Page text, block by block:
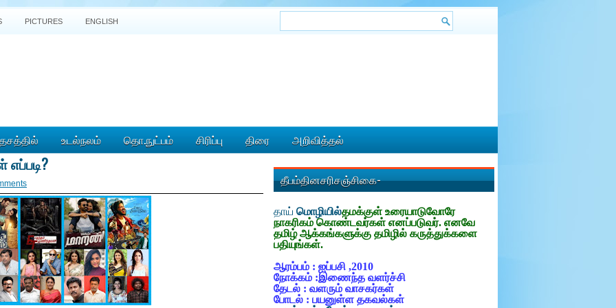
PICTURES ENGLISH
உடல்நலம் தொ.நுட்பம் சிரிப்பு திரை அறிவித்தல்
தீபம்தினசரிசஞ்சிகை-
தாய் மொழியில்தமக்குள் உரையாடுவோரே
நாகரிகம் கொண்டவர்கள் எனப்படுவர். எனவே
தமிழ் ஆக்கங்களுக்கு தமிழில் கருத்துக்களை
பதியுங்கள்.
ஆரம்பம் : ஐப்பசி ,2010
நோக்கம் :இணைந்த வளர்ச்சி
தேடல் : வளரும் வாசகர்கள்
போடல் : பயனுள்ள தகவல்கள்